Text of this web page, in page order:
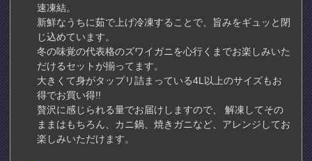
速凍結。
新鮮なうちに茹で上げ冷凍することで、旨みをギュッと閉
じ込めています。
冬の味覚の代表格のズワイガニを心行くまでお楽しみいた
だけるセットが揃ってます。
大きくて身がタップリ詰まっている4L以上のサイズもお
得でお買い得!!
贅沢に感じられる量でお届けしますので、 解凍してその
ままはもちろん、カニ鍋、焼きガニなど、アレンジしてお
楽しみいただけます。